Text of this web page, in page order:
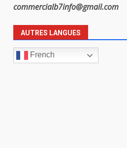
commercialb7info@gmail.com
AUTRES LANGUES
French